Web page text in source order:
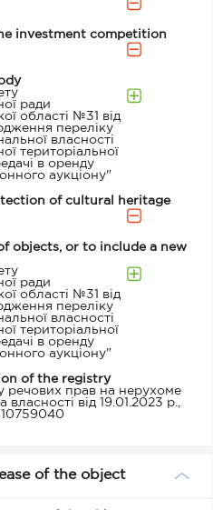
investment competition
ради
області №31 від
переліку
власності
територіальної
в оренду
аукціону"
of cultural heritage
objects, or to include a new
ради
області №31 від
переліку
власності
територіальної
в оренду
аукціону"
of the registry
речових прав на нерухоме
від 19.01.2023 р.,
of the object